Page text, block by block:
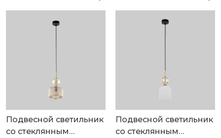
Подвесной светильник
со стеклянным
Подвесной светильник
со стеклянным